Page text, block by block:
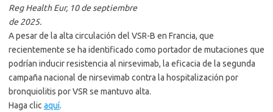
Reg Health Eur, 10 de septiembre
de 2025.
A pesar de la alta circulación del VSR-B en Francia, que
recientemente se ha identificado como portador de mutaciones que
podrían inducir resistencia al nirsevimab, la eficacia de la segunda
campaña nacional de nirsevimab contra la hospitalización por
bronquiolitis por VSR se mantuvo alta.
Haga clicaquí.